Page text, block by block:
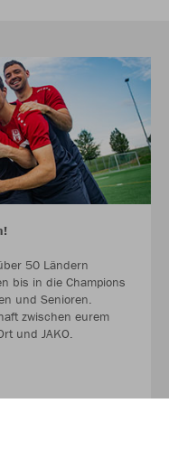
50 Ländern
bis in die Champions
und Senioren.
zwischen eurem
und JAKO.